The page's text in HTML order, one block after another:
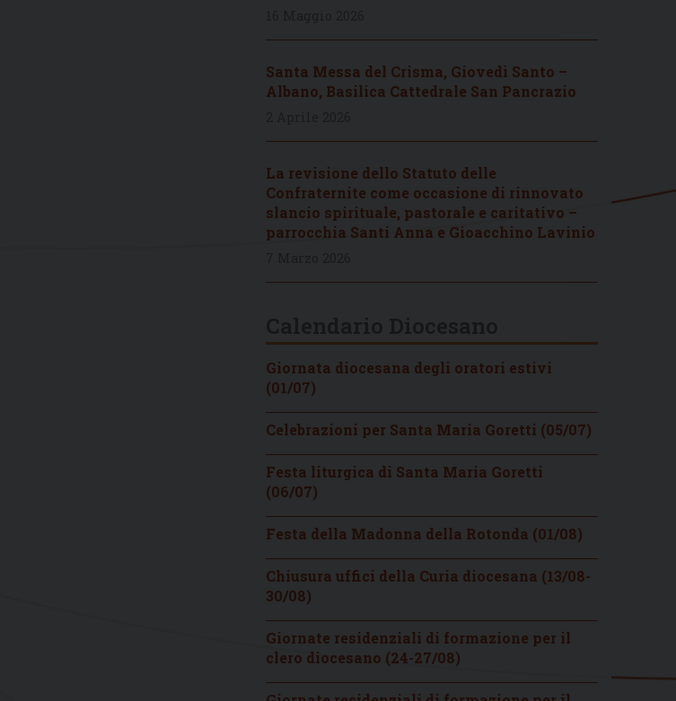
Santa Messa del Crisma, Giovedì Santo –
Albano, Basilica Cattedrale San Pancrazio
La revisione dello Statuto delle
Confraternite come occasione di rinnovato
slancio spirituale, pastorale e caritativo –
parrocchia Santi Anna e Gioacchino Lavinio
Giornata diocesana degli oratori estivi
(01/07)
Celebrazioni per Santa Maria Goretti (05/07)
Festa liturgica di Santa Maria Goretti
(06/07)
Festa della Madonna della Rotonda (01/08)
Chiusura uffici della Curia diocesana (13/08-
30/08)
Giornate residenziali di formazione per il
clero diocesano (24-27/08)